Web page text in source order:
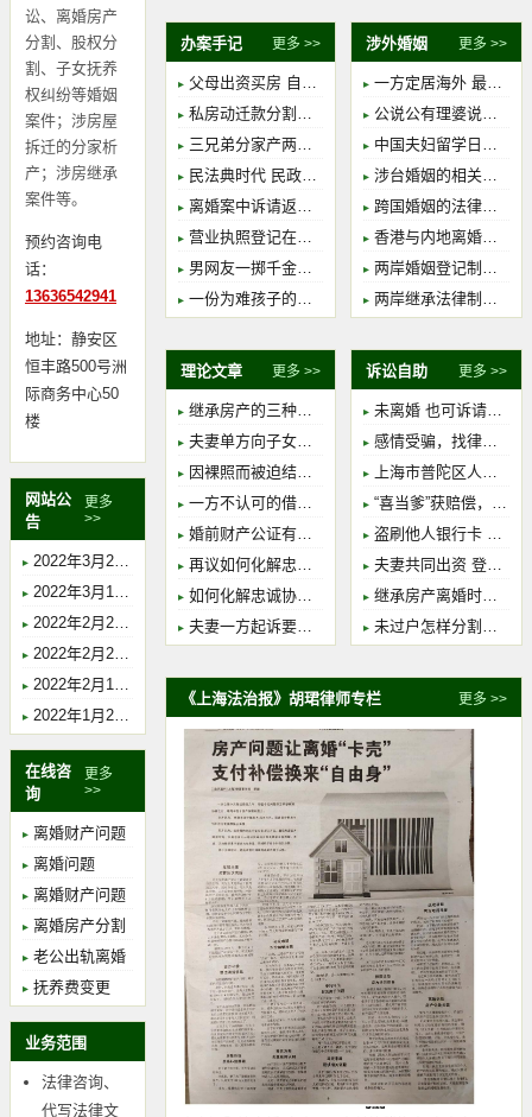
讼、离婚房产
分割、股权分
割、子女抚养
权纠纷等婚姻
案件；涉房屋
拆迁的分家析
产；涉房继承
案件等。
预约咨询电
话：
13636542941
地址：静安区
恒丰路500号洲
际商务中心50
楼
网站公
告
更多
>>
2022年3月2日上午9时，胡珺律师在上海市浦东新区人民法院开庭，案由：离婚纠纷，主审法官：沈海星。
2022年3月1日上午9时30分，胡珺律师在上海市静安区人民法院开庭，案由：行政协议无效纠纷，主审法官：马金铭。
2022年2月23日上午10时，胡珺律师在上海市虹口区人民法院开庭，案由：法定继承纠纷，主审法官：肖英。
2022年2月21日上午9时，胡珺律师在上海市浦东新区人民法院开庭，案由：法定继承纠纷，主审法官：薛斯佳。
2022年2月18日下午14时，胡珺律师在上海市浦东新区人民法院开庭，案由：遗嘱继承纠纷，主审法官：董琳琳。
2022年1月29日下午14时，胡珺律师在上海市金山区人民法院开庭，案由：离婚纠纷，主审法官：焦锐。
在线咨
询
更多
>>
离婚财产问题
离婚问题
离婚财产问题
离婚房产分割
老公出轨离婚
抚养费变更
业务范围
法律咨询、
代写法律文
办案手记 更多 >>
父母出资买房 自己子女一方签署借条 法院认定为夫妻共同债务
私房动迁款分割实例：翻建贡献影响巨大
三兄弟分家产两例（私房VS公房）
民法典时代 民政局协议离婚VS法院调解离婚谁更快
离婚案中诉请返还婚前个人财产，法院怎么判
营业执照登记在他人名下的加盟餐饮店离婚时如何分割?
男网友一掷千金女主播 恋爱未成索回无果
一份为难孩子的爱 一中院依据心理评估报告改判一起抚养权纠纷案始末
涉外婚姻 更多 >>
一方定居海外 最简易离婚程序解锁方式
公说公有理婆说婆有理系列之离婚篇 一
中国夫妇留学日本 妻子在国内起诉离婚或支持
涉台婚姻的相关法律问题
跨国婚姻的法律难题
香港与内地离婚程序比较
两岸婚姻登记制度比较
两岸继承法律制度初探
理论文章 更多 >>
继承房产的三种途径和具体适用情形
夫妻单方向子女赠与财产的认定案例分析
因裸照而被迫结的婚可不可以不作数？
一方不认可的借条，离婚时可否主张为共同债务？
婚前财产公证有必要做吗？
再议如何化解忠诚协议的效力问题
如何化解忠诚协议的效力问题
夫妻一方起诉要求房产“加名”应受理
诉讼自助 更多 >>
未离婚 也可诉请抚养费
感情受骗，找律师打官司去？佛说：回头是岸！
上海市普陀区人民法院家事案件诉讼指南
“喜当爹”获赔偿，谁解其中味
盗刷他人银行卡 忍无可忍报案 最终入法网
夫妻共同出资 登记在子女名下的房产 离婚时是否可以分割？
继承房产离婚时房产如何分割？
未过户怎样分割离婚房产？
《上海法治报》胡珺律师专栏 更多 >>